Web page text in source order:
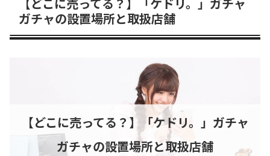
ガチャの設置場所と取扱店舗
【どこに売ってる？】「ケドリ。」ガチャ
ガチャの設置場所と取扱店舗